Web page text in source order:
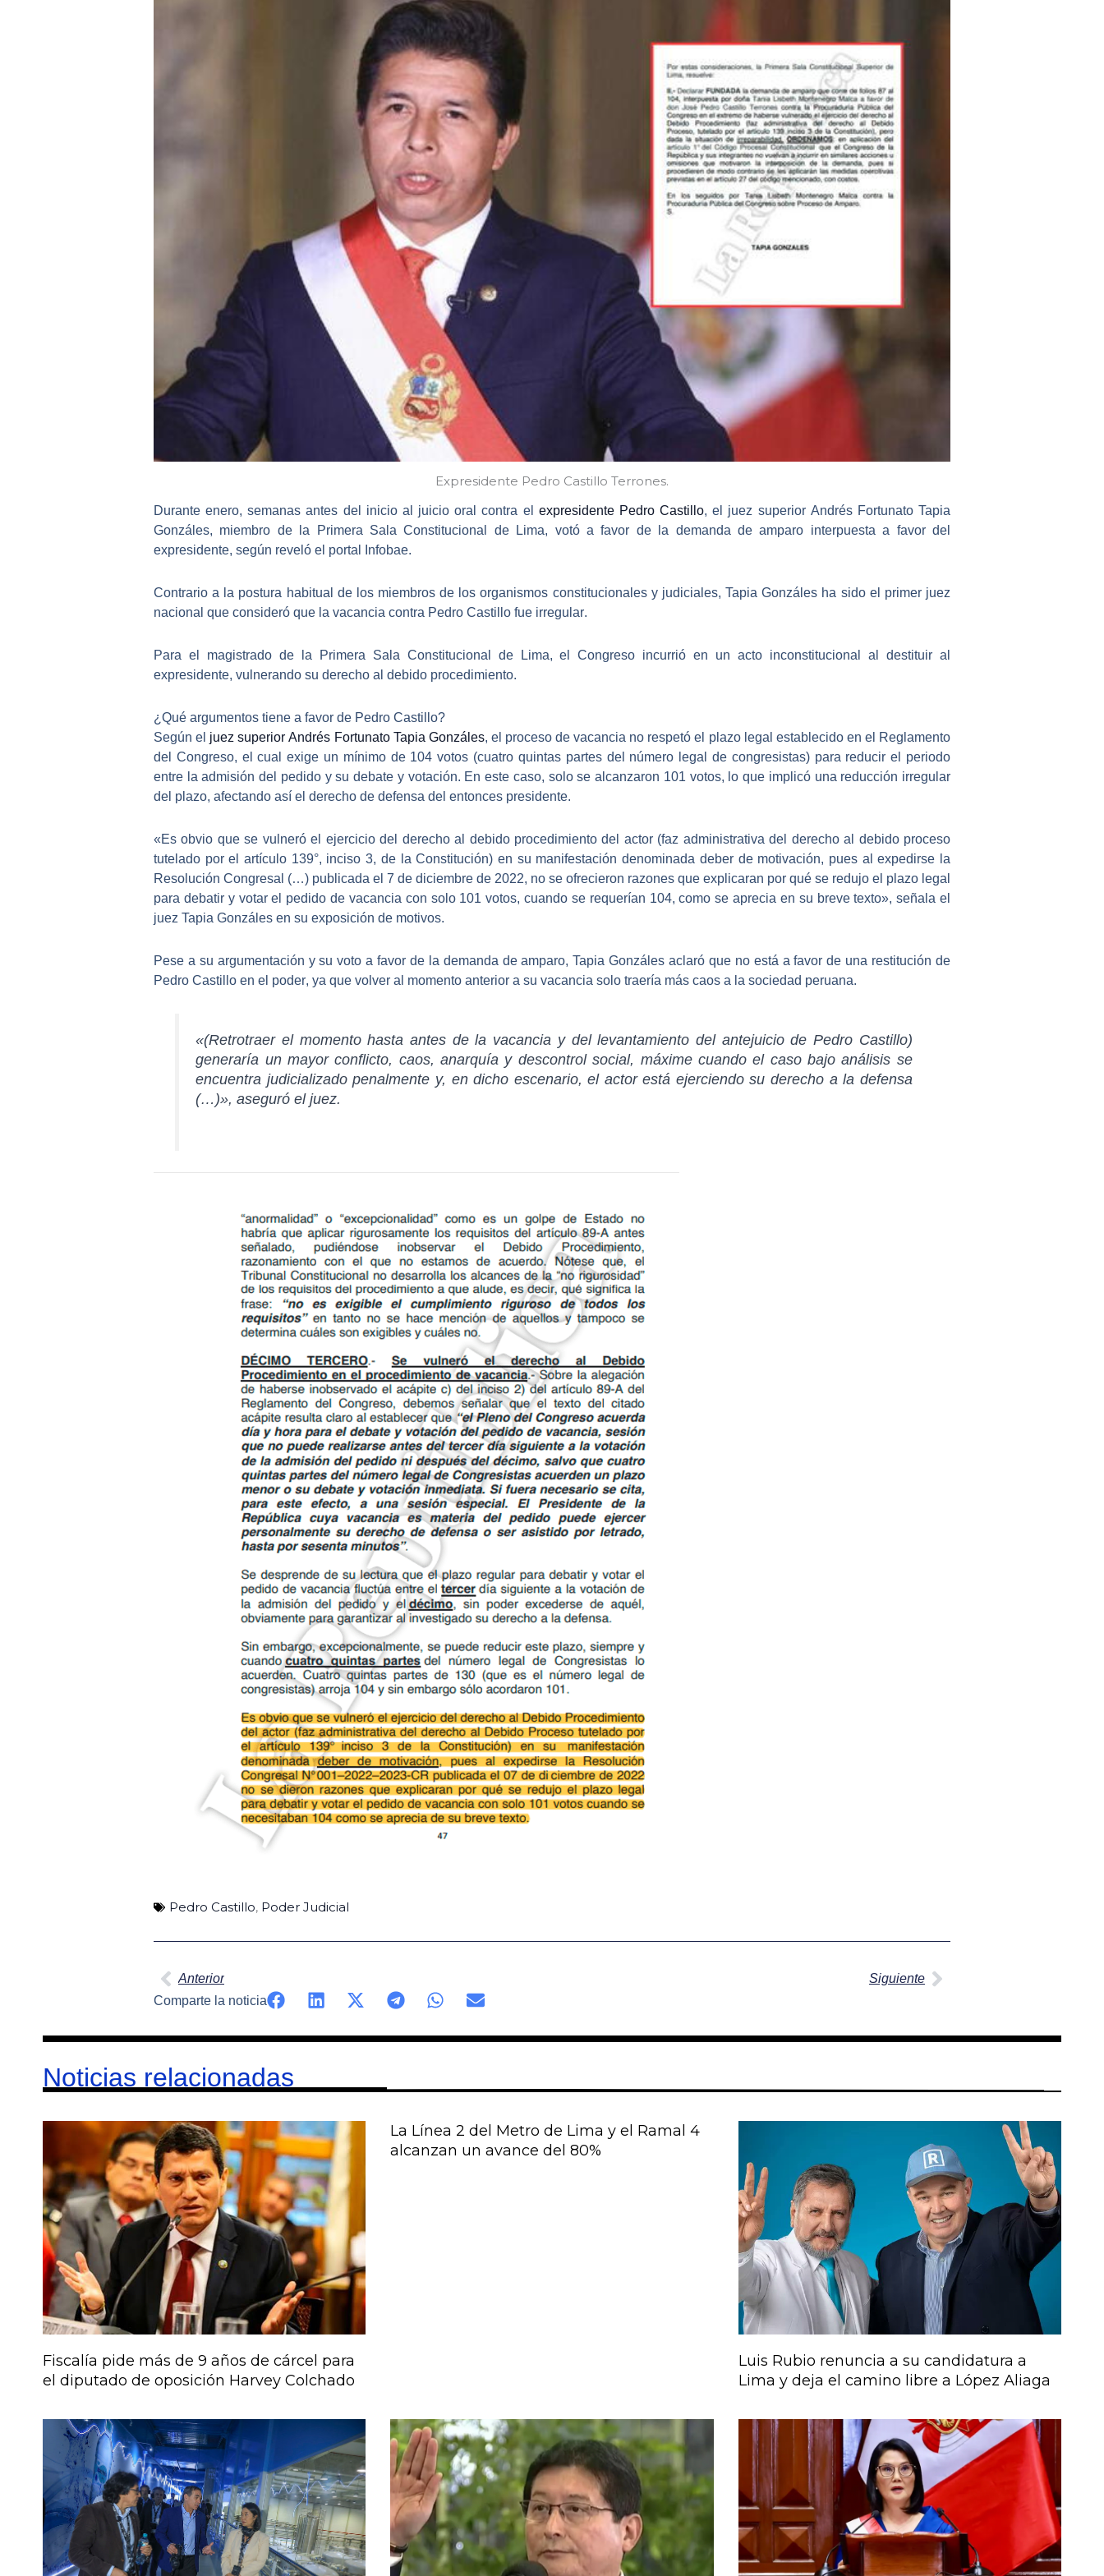
Expresidente Pedro Castillo Terrones.
Durante enero, semanas antes del inicio al juicio oral contra el expresidente Pedro Castillo, el juez superiorAndrés Fortunato Tapia
Gonzáles, miembro de la Primera Sala Constitucional de Lima, votó a favor de la demanda de amparo interpuesta a favor del
expresidente, según reveló el portal Infobae.
Contrario a la postura habitual de los miembros de los organismos constitucionales y judiciales, Tapia Gonzáles ha sido el primer juez
nacional que consideró que la vacancia contra Pedro Castillo fue irregular.
Para el magistrado de la Primera Sala Constitucional de Lima,el Congreso incurrió en un acto inconstitucional al destituir al
expresidente, vulnerando su derecho al debido procedimiento.
¿Qué argumentos tiene a favor de Pedro Castillo?
Según el juez superior Andrés Fortunato Tapia Gonzáles, el proceso de vacancia no respetó el plazo legal establecido en el Reglamento
del Congreso, el cual exige un mínimo de 104 votos (cuatro quintas partes del número legal de congresistas) para reducir el periodo
entre laadmisión del pedido y su debate y votación. En este caso, solo se alcanzaron 101 votos, lo que implicó una reducción irregular
del plazo, afectando así el derecho de defensa del entonces presidente.
«Es obvio que se vulneró el ejercicio del derecho al debido procedimiento del actor (faz administrativa del derecho al debido proceso
tutelado por el artículo 139°, inciso 3, de la Constitución) en su manifestación denominada deber de motivación, pues al expedirse la
Resolución Congresal (…) publicada el 7 de diciembre de 2022, no se ofrecieron razones que explicaran por qué se redujo el plazo legal
para debatir y votar el pedido de vacancia con solo 101 votos, cuando se requerían 104, como se aprecia en su breve texto», señala el
juez Tapia Gonzáles en su exposición de motivos.
Pese a su argumentación y su voto a favor de la demanda de amparo,Tapia Gonzáles aclaró que no está a favor de una restitución de
Pedro Castillo en el poder, ya que volver al momento anterior a su vacancia solo traería más caos a la sociedad peruana.
«(Retrotraer el momento hasta antes de la vacancia y del levantamiento del antejuicio de Pedro Castillo)
generaría un mayor conflicto, caos, anarquía y descontrol social, máxime cuando el caso bajo análisis se
encuentra judicializado penalmente y, en dicho escenario, el actor está ejerciendo su derecho a la defensa
(…)», aseguró el juez.
Pedro Castillo, Poder Judicial
Anterior Siguiente
Comparte la noticia
Noticias relacionadas
Fiscalía pide más de 9 años de cárcel para
el diputado de oposición Harvey Colchado
La Línea 2 del Metro de Lima y el Ramal 4
alcanzan un avance del 80%
Luis Rubio renuncia a su candidatura a
Lima y deja el camino libre a López Aliaga